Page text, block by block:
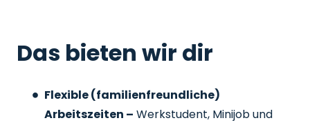
Das bieten wir dir
Flexible (familienfreundliche)
Arbeitszeiten – Werkstudent, Minijob und